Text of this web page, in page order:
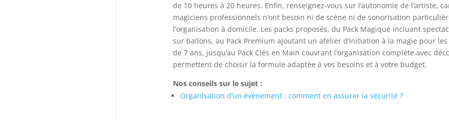
de 10 heures à 20 heures. Enfin, renseignez-vous sur l’autonomie de l’artiste,
magiciens professionnels n’ont besoin ni de scène ni de sonorisation
l’organisation à domicile. Les packs proposés, du Pack Magique incluant
sur ballons, au Pack Premium ajoutant un atelier d’initiation à la magie pour
de 7 ans, jusqu’au Pack Clés en Main couvrant l’organisation complète avec
permettent de choisir la formule adaptée à vos besoins et à votre budget.
Nos conseils sur le sujet :
Organisation d’un évènement : comment en assurer la sécurité ?